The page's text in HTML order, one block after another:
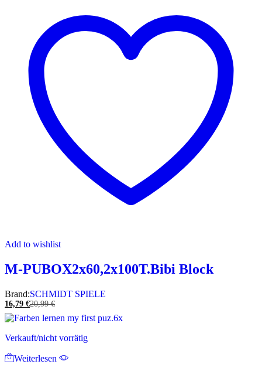
Add to wishlist
M-PUBOX2x60,2x100T.Bibi Block
Brand:SCHMIDT SPIELE
16,79 €20,99€
Verkauft/nicht vorrätig
Weiterlesen